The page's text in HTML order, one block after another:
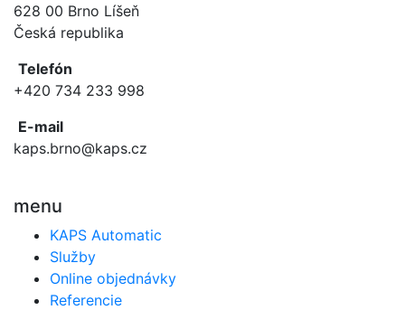
628 00 Brno Líšeň
Česká republika
Telefón
+420 734 233 998
E-mail
kaps.brno@kaps.cz
menu
KAPS Automatic
Služby
Online objednávky
Referencie